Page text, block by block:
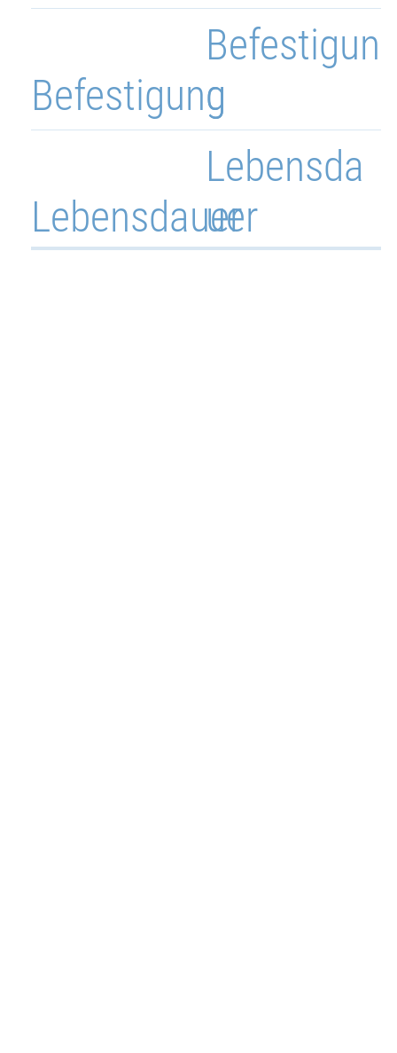
Befestigun
g
Befestigung
Lebensda
uer
Lebensdauer